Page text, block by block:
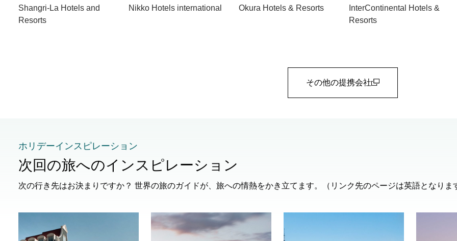
Shangri-La Hotels and
Resorts
Nikko Hotels international Okura Hotels & Resorts
InterContinental Hotels &
Resorts
その他の提携会社
ホリデーインスピレーション
次回の旅へのインスピレーション
次の行き先はお決まりですか？ 世界の旅のガイドが、旅への情熱をかき立てます。（リンク先のページは英語となりま